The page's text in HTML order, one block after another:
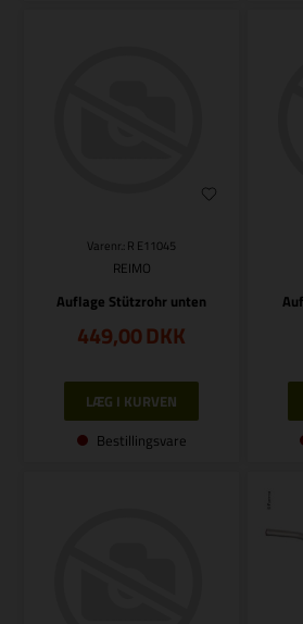
Varenr.: R E11045
REIMO
Auflage Stützrohr unten
449,00DKK
Bestillingsvare